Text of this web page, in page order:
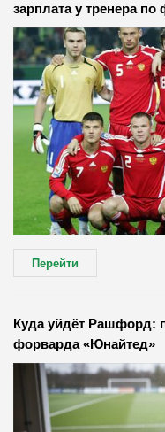
зарплата у тренера по
Перейти
Куда уйдёт Рашфорд:
форварда «Юнайтед»